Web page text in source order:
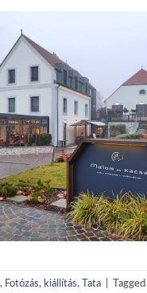
, Fotózás, kiállítás, Tata Tagged